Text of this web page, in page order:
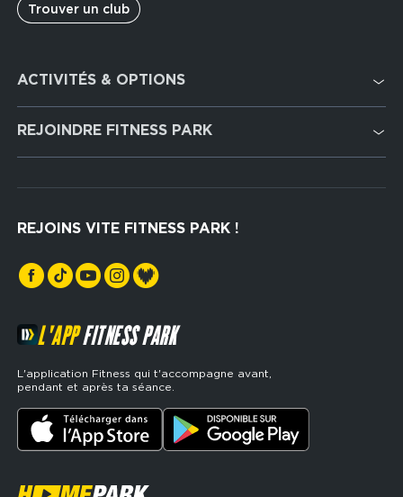
Trouver un club
services
ACTIVITÉS & OPTIONS
Cardio Training
Musculation
Hyrox Zone
Cross Training
REJOINDRE FITNESS PARK
REJOINS VITE FITNESS PARK !
L'APPFITNESS PARK
L'application Fitness qui t'accompagne avant,
pendant et après ta séance.